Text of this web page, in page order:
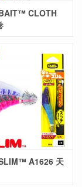
CLOTH
A1626 天